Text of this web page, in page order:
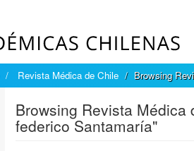
Revista Médica de Chile Browsing
Browsing Revista
federico Santamaría"